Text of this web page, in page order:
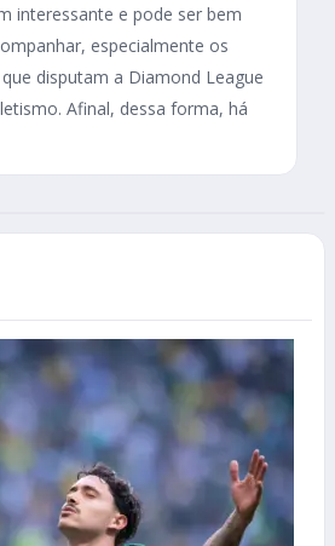
interessante e pode ser bem
especialmente os
disputam a Diamond League
Afinal, dessa forma, há